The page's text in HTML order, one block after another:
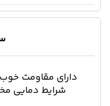
دارای مقاومت
شرایط دمایی